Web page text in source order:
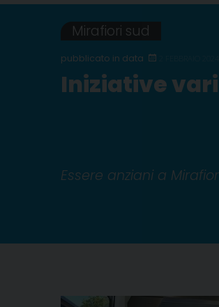
Mirafiori sud
Iniziative
Essere anziani a